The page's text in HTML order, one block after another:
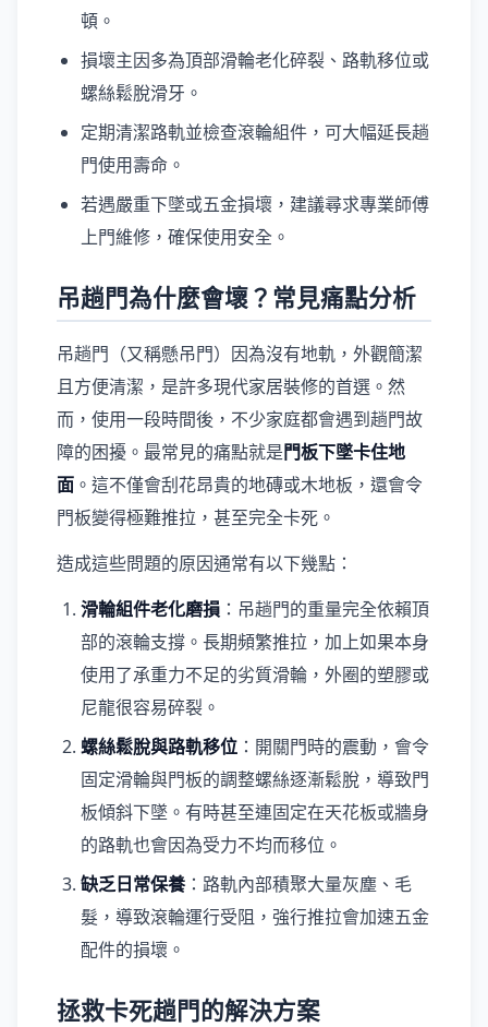
頓。
損壞主因多為頂部滑輪老化碎裂、路軌移位或
螺絲鬆脫滑牙。
定期清潔路軌並檢查滾輪組件，可大幅延長趟
門使用壽命。
若遇嚴重下墜或五金損壞，建議尋求專業師傅
上門維修，確保使用安全。
吊趟門為什麼會壞？常見痛點分析
吊趟門（又稱懸吊門）因為沒有地軌，外觀簡潔
且方便清潔，是許多現代家居裝修的首選。然
而，使用一段時間後，不少家庭都會遇到趟門故
障的困擾。最常見的痛點就是門板下墜卡住地
面 。這不僅會刮花昂貴的地磚或木地板，還會令
門板變得極難推拉，甚至完全卡死。
造成這些問題的原因通常有以下幾點：
滑輪組件老化磨損 ：吊趟門的重量完全依賴頂
部的滾輪支撐。長期頻繁推拉，加上如果本身
使用了承重力不足的劣質滑輪，外圈的塑膠或
尼龍很容易碎裂。
螺絲鬆脫與路軌移位 ：開關門時的震動，會令
固定滑輪與門板的調整螺絲逐漸鬆脫，導致門
板傾斜下墜。有時甚至連固定在天花板或牆身
的路軌也會因為受力不均而移位。
缺乏日常保養 ：路軌內部積聚大量灰塵、毛
髮，導致滾輪運行受阻，強行推拉會加速五金
配件的損壞。
拯救卡死趟門的解決方案